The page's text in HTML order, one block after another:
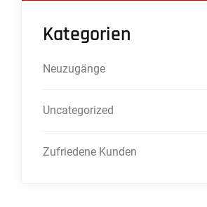
Kategorien
Neuzugänge
Uncategorized
Zufriedene Kunden